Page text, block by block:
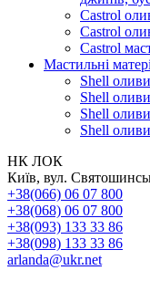
Castrol
Castrol
Castrol
Мастильні
Shell оливи
Shell
Shell
Shell
НК ЛОК
Київ, вул.
+38(066) 06 07 800
+38(068) 06 07 800
+38(093) 133 33 86
+38(098) 133 33 86
arlanda@ukr.net